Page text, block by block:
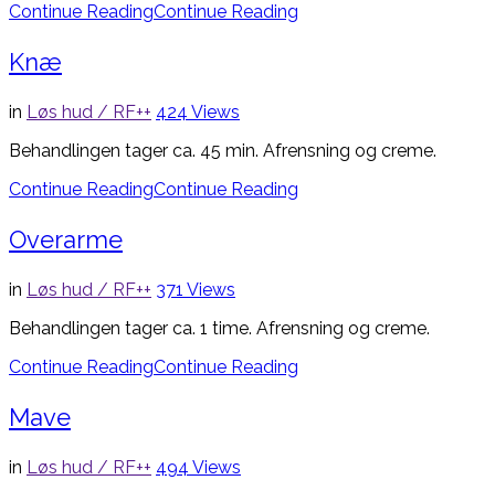
Continue ReadingContinue Reading
Knæ
in Løs hud / RF++ 424 Views
Behandlingen tager ca. 45 min. Afrensning og creme.
Continue ReadingContinue Reading
Overarme
in Løs hud / RF++ 371 Views
Behandlingen tager ca. 1 time. Afrensning og creme.
Continue ReadingContinue Reading
Mave
in Løs hud / RF++ 494 Views